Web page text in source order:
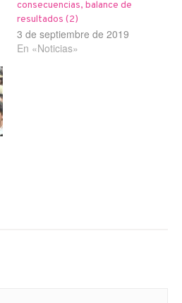
consecuencias, balance de
resultados (2)
3 de septiembre de 2019
En «Noticias»